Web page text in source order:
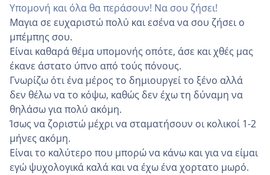
Υπομονή και όλα θα περάσουν! Να σου ζήσει!
Μαγια σε ευχαριστώ πολύ και εσένα να σου ζήσει ο
μπέμπης σου.
Είναι καθαρά θέμα υπομονής οπότε, άσε και χθές μας
έκανε άστατο ύπνο από τούς πόνους.
Γνωρίζω ότι ένα μέρος το δημιουργεί το ξένο αλλά
δεν θέλω να το κόψω, καθώς δεν έχω τη δύναμη να
θηλάσω για πολύ ακόμη.
Ίσως να ζοριστώ μέχρι να σταματήσουν οι κολικοί 1-2
μήνες ακόμη.
Είναι το καλύτερο που μπορώ να κάνω και για να είμαι
εγώ ψυχολογικά καλά και να έχω ένα χορτατο μωρό.